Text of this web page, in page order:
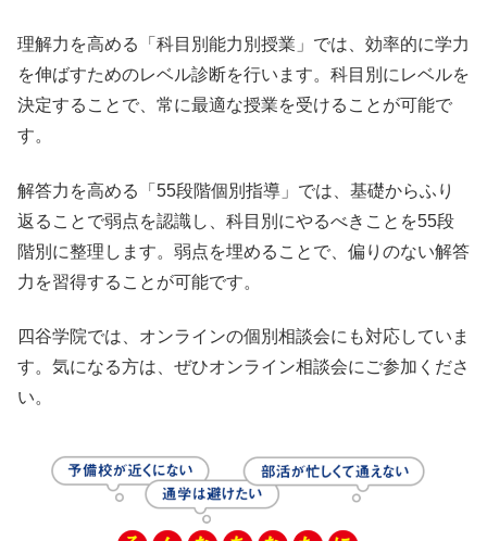
理解力を高める「科目別能力別授業」では、効率的に学力
を伸ばすためのレベル診断を行います。科目別にレベルを
決定することで、常に最適な授業を受けることが可能で
す。
解答力を高める「55段階個別指導」では、基礎からふり
返ることで弱点を認識し、科目別にやるべきことを55段
階別に整理します。弱点を埋めることで、偏りのない解答
力を習得することが可能です。
四谷学院では、オンラインの個別相談会にも対応していま
す。気になる方は、ぜひオンライン相談会にご参加くださ
い。